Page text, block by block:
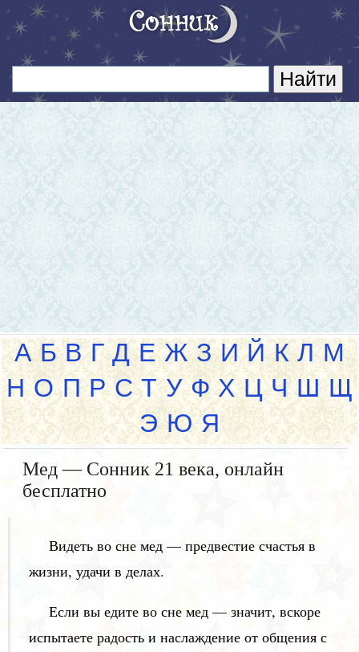
А Б В Г Д Е Ж З И Й К Л М
Н О П Р С Т У Ф Х Ц Ч Ш Щ
Э Ю Я
Мед — Сонник 21 века, онлайн
бесплатно
Видеть во сне мед — предвестие счастья в
жизни, удачи в делах.
Если вы едите во сне мед — значит, вскоре
испытаете радость и наслаждение от общения с